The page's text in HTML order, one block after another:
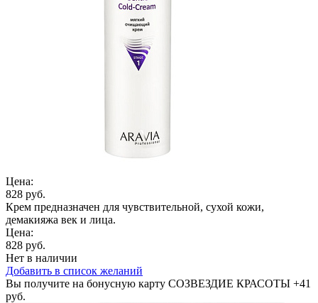
Цена:
828 руб.
Крем предназначен для чувствительной, сухой кожи,
демакияжа век и лица.
Цена:
828 руб.
Нет в наличии
Добавить в список желаний
Вы получите на бонусную карту СОЗВЕЗДИЕ КРАСОТЫ +41
руб.